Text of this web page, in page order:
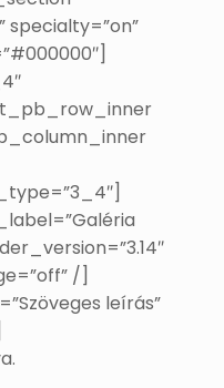
specialty=”on”
/]
leírás”